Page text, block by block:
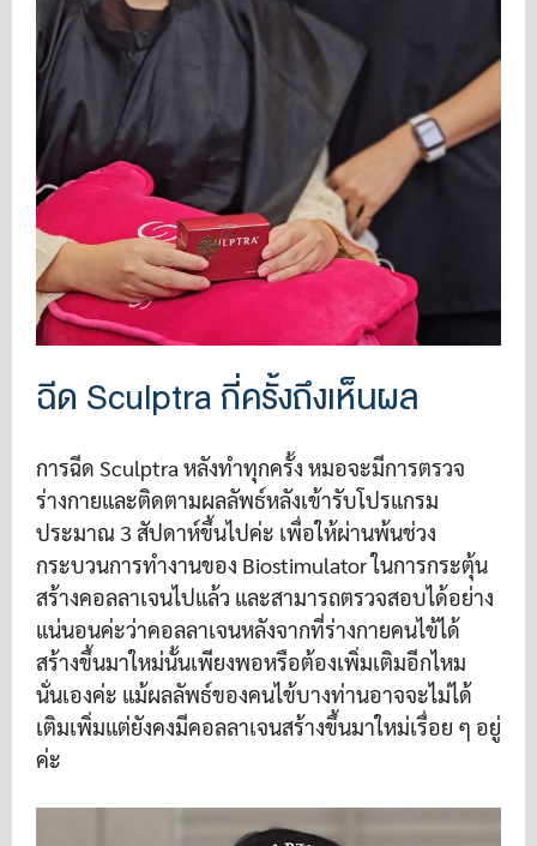
ฉีด Sculptra กี่ครั้งถึงเห็นผล
การฉีด Sculptra หลังทำทุกครั้ง หมอจะมีการตรวจ
ร่างกายและติดตามผลลัพธ์หลังเข้ารับโปรแกรม
ประมาณ 3 สัปดาห์ขึ้นไปค่ะ เพื่อให้ผ่านพ้นช่วง
กระบวนการทำงานของ Biostimulator ในการกระตุ้น
สร้างคอลลาเจนไปแล้ว และสามารถตรวจสอบได้อย่าง
แน่นอนค่ะว่าคอลลาเจนหลังจากที่ร่างกายคนไข้ได้
สร้างขึ้นมาใหม่นั้นเพียงพอหรือต้องเพิ่มเติมอีกไหม
นั่นเองค่ะ แม้ผลลัพธ์ของคนไข้บางท่านอาจจะไม่ได้
เติมเพิ่มแต่ยังคงมีคอลลาเจนสร้างขึ้นมาใหม่เรื่อย ๆ อยู่
ค่ะ